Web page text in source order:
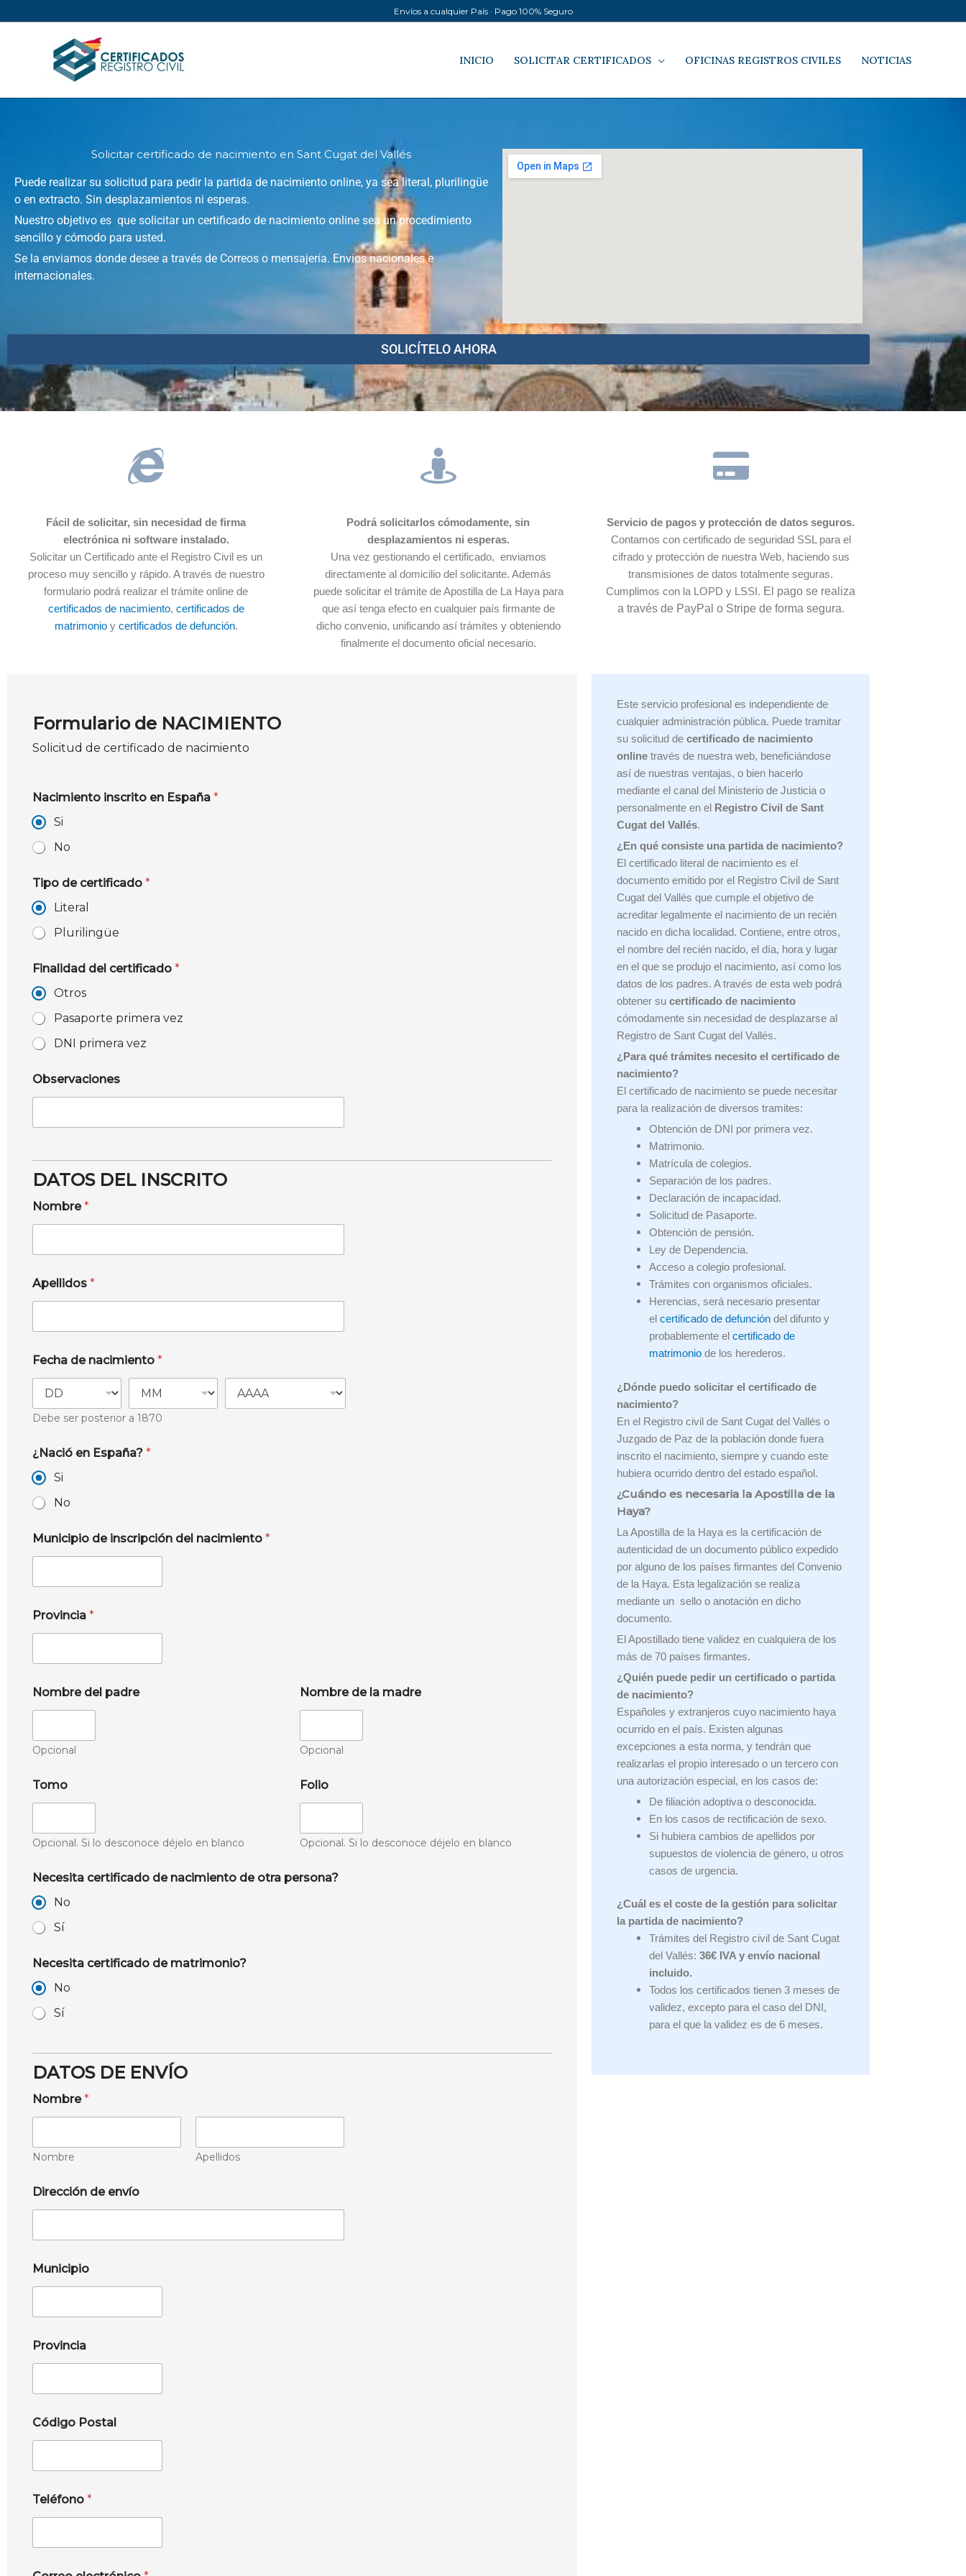
al
Envíos a cualquier País · Pago 100% Seguro
INICIO SOLICITAR CERTIFICADOS OFICINAS REGISTROS CIVILES NOTICIAS
Solicitar certificado de nacimiento en Sant Cugat del Vallés
Puede realizar su solicitud para pedir la partida de nacimiento online, ya sea literal, plurilingüe
o en extracto. Sin desplazamientos ni esperas.
Nuestro objetivo es que solicitar un certificado de nacimiento online sea un procedimiento
sencillo y cómodo para usted.
Se la enviamos donde desee a través de Correos o mensajería. Envíos nacionales e
internacionales.
SOLICÍTELO AHORA
Fácil de solicitar, sin necesidad de firma
electrónica ni software instalado.
Solicitar un Certificado ante el Registro Civil es un
proceso muy sencillo y rápido. A través de nuestro
formulario podrá realizar el trámite online de
certificados de nacimiento, certificados de
matrimonioy certificados de defunción.
Podrá solicitarlos cómodamente, sin
desplazamientos ni esperas.
Una vez gestionando el certificado, enviamos
directamente al domicilio del solicitante. Además
puede solicitar el trámite de Apostilla de La Haya para
que así tenga efecto en cualquier país firmante de
dicho convenio, unificando así trámites y obteniendo
finalmente el documento oficial necesario.
Servicio de pagos y protección de datos seguros.
Contamos con certificado de seguridad SSL para el
cifrado y protección de nuestra Web, haciendo sus
transmisiones de datos totalmente seguras.
Cumplimos con la LOPD y LSSI. El pago se realiza
a través de PayPal o Stripe de forma segura.
Formulario de NACIMIENTO
Solicitud de certificado de nacimiento
Nacimiento inscrito en España *
Si
No
Tipo de certificado *
Literal
Plurilingüe
Finalidad del certificado *
Otros
Pasaporte primera vez
DNI primera vez
Observaciones
DATOS DEL INSCRITO
Nombre*
Apellidos *
Fecha de nacimiento *
Debe ser posterior a 1870
¿Nació en España? *
Si
No
Municipio de inscripción del nacimiento *
Provincia *
Nombre del padre
Opcional
Nombre de la madre
Opcional
Tomo
Opcional. Si lo desconoce déjelo en blanco
Folio
Opcional. Si lo desconoce déjelo en blanco
Necesita certificado de nacimiento de otra persona?
No
Sí
Necesita certificado de matrimonio?
No
Sí
DATOS DE ENVÍO
Nombre*
Nombre Apellidos
Dirección de envío
Municipio
Provincia
Código Postal
Teléfono *
Este servicio profesional es independiente de
cualquier administración pública. Puede tramitar
su solicitud decertificado de nacimiento
online través de nuestra web, beneficiándose
así de nuestras ventajas, o bien hacerlo
mediante el canal del Ministerio de Justicia o
personalmente en el Registro Civil de Sant
Cugat del Vallés.
¿En qué consiste una partida de nacimiento?
El certificado literal de nacimiento es el
documento emitido por el Registro Civil de Sant
Cugat del Vallés que cumple el objetivo de
acreditar legalmente el nacimiento de un recién
nacido en dicha localidad. Contiene, entre otros,
el nombre del recién nacido, el día, hora y lugar
en el que se produjo el nacimiento, así como los
datos de los padres. A través de esta web podrá
obtener sucertificado de nacimiento
cómodamente sin necesidad de desplazarse al
Registro de Sant Cugat del Vallés.
¿Para qué trámites necesito el certificado de
nacimiento?
El certificado de nacimiento se puede necesitar
para la realización de diversos tramites:
Obtención de DNI por primera vez.
Matrimonio.
Matrícula de colegios.
Separación de los padres.
Declaración de incapacidad.
Solicitud de Pasaporte.
Obtención de pensión.
Ley de Dependencia.
Acceso a colegio profesional.
Trámites con organismos oficiales.
Herencias, será necesario presentar
elcertificado de defunción del difunto y
probablemente elcertificado de
matrimonio de los herederos.
¿Dónde puedo solicitar el certificado de
nacimiento?
En el Registro civil de Sant Cugat del Vallés o
Juzgado de Paz de la población donde fuera
inscrito el nacimiento, siempre y cuando este
hubiera ocurrido dentro del estado español.
¿Cuándo es necesaria la Apostilla de la
Haya?
La Apostilla de la Haya es la certificación de
autenticidad de un documento público expedido
por alguno de los países firmantes del Convenio
de la Haya. Esta legalización se realiza
mediante un sello o anotación en dicho
documento.
El Apostillado tiene validez en cualquiera de los
más de 70 países firmantes.
¿Quién puede pedir un certificado o partida
de nacimiento?
Españoles y extranjeros cuyo nacimiento haya
ocurrido en el país. Existen algunas
excepciones a esta norma, y tendrán que
realizarlas el propio interesado o un tercero con
una autorización especial, en los casos de:
De filiación adoptiva o desconocida.
En los casos de rectificación de sexo.
Si hubiera cambios de apellidos por
supuestos de violencia de género, u otros
casos de urgencia.
¿Cuál es el coste de la gestión para solicitar
la partida de nacimiento?
Trámites del Registro civil de Sant Cugat
del Vallés:36€ IVA y envío nacional
incluido.
Todos los certificados tienen 3 meses de
validez, excepto para el caso del DNI,
para el que la validez es de 6 meses.